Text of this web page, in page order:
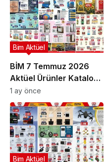
BİM 7 Temmuz 2026
Aktüel Ürünler Kataloğu
| Bu Hafta İndirimde
Olan Ürünler
Bim Aktüel
1 ay önce
Bim Aktüel